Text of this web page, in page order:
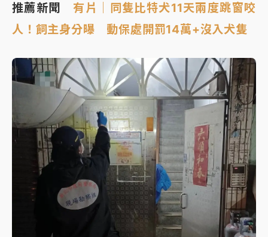
推薦新聞有片｜同隻比特犬11天兩度跳窗咬
人！飼主身分曝 動保處開罰14萬+沒入犬隻